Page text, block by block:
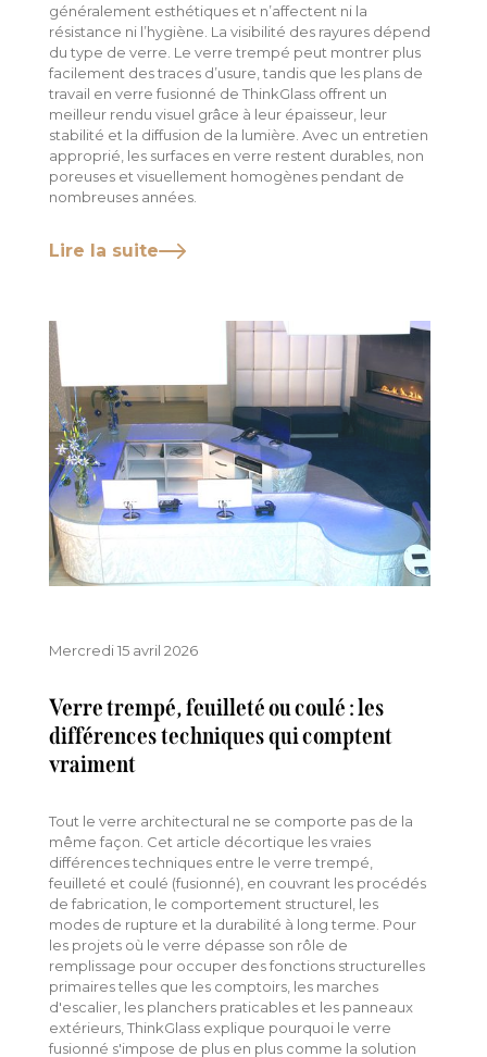
généralement esthétiques et n’affectent ni la
résistance ni l’hygiène. La visibilité des rayures dépend
du type de verre. Le verre trempé peut montrer plus
facilement des traces d’usure, tandis que les plans de
travail en verre fusionné de ThinkGlass offrent un
meilleur rendu visuel grâce à leur épaisseur, leur
stabilité et la diffusion de la lumière. Avec un entretien
approprié, les surfaces en verre restent durables, non
poreuses et visuellement homogènes pendant de
nombreuses années.
Lire la suite
Mercredi 15 avril 2026
Verre trempé, feuilleté ou coulé : les
différences techniques qui comptent
vraiment
Tout le verre architectural ne se comporte pas de la
même façon. Cet article décortique les vraies
différences techniques entre le verre trempé,
feuilleté et coulé (fusionné), en couvrant les procédés
de fabrication, le comportement structurel, les
modes de rupture et la durabilité à long terme. Pour
les projets où le verre dépasse son rôle de
remplissage pour occuper des fonctions structurelles
primaires telles que les comptoirs, les marches
d'escalier, les planchers praticables et les panneaux
extérieurs, ThinkGlass explique pourquoi le verre
fusionné s'impose de plus en plus comme la solution